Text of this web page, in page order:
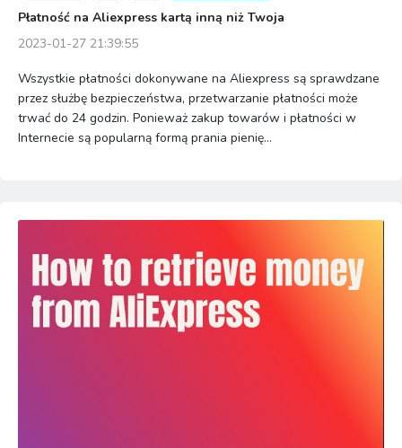
Płatność na Aliexpress kartą inną niż Twoja
2023-01-27 21:39:55
Wszystkie płatności dokonywane na Aliexpress są sprawdzane
przez służbę bezpieczeństwa, przetwarzanie płatności może
trwać do 24 godzin. Ponieważ zakup towarów i płatności w
Internecie są popularną formą prania pienię...